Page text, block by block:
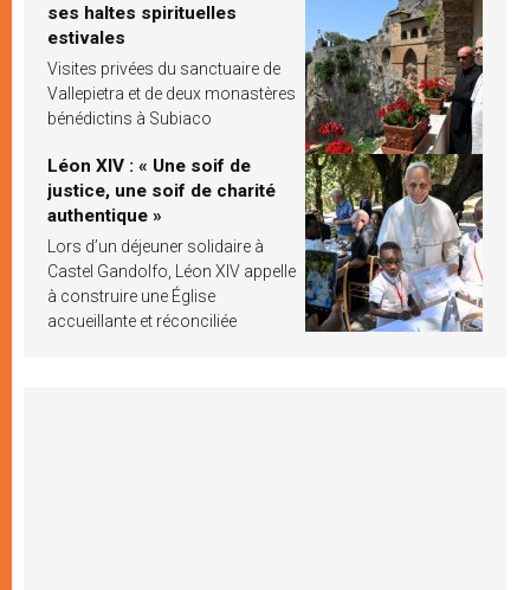
ses haltes spirituelles
estivales
Visites privées du sanctuaire de
Vallepietra et de deux monastères
bénédictins à Subiaco
Léon XIV : « Une soif de
justice, une soif de charité
authentique »
Lors d’un déjeuner solidaire à
Castel Gandolfo, Léon XIV appelle
à construire une Église
accueillante et réconciliée